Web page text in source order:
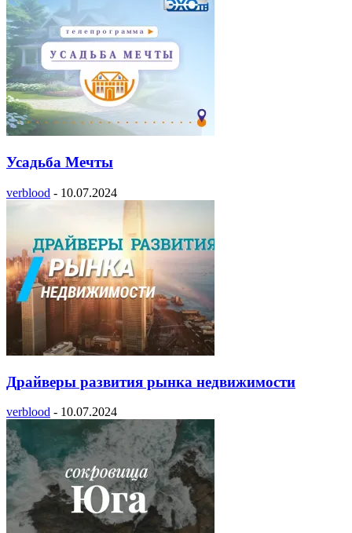
Усадьба Мечты
verblood - 10.07.2024
Драйверы развития рынка недвижимости
verblood - 10.07.2024